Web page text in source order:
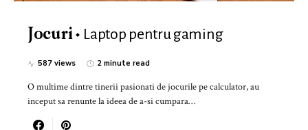
Jocuri Laptop pentru gaming
587 views 2 minute read
O multime dintre tinerii pasionati de jocurile pe calculator, au
inceput sa renunte la ideea de a-si cumpara…